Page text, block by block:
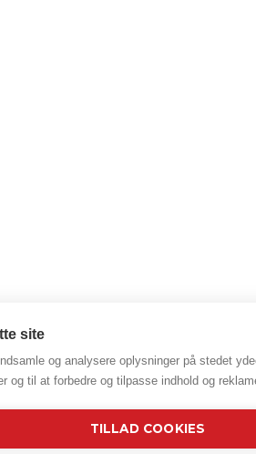
site
og analysere oplysninger på stedet
og til at forbedre og tilpasse indhold og
TILLAD COOKIES